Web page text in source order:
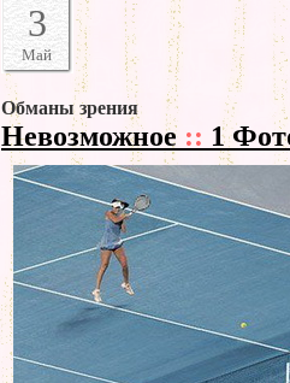
3
Май
Обманы зрения
Невозможное :: 1